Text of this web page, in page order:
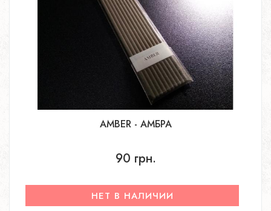
AMBER - АМБРА
90 грн.
НЕТ В НАЛИЧИИ